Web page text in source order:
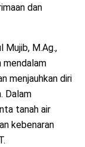
dan
Mujib, M.Ag.,
mendalam
menjauhkan diri
Dalam
tanah air
kebenaran